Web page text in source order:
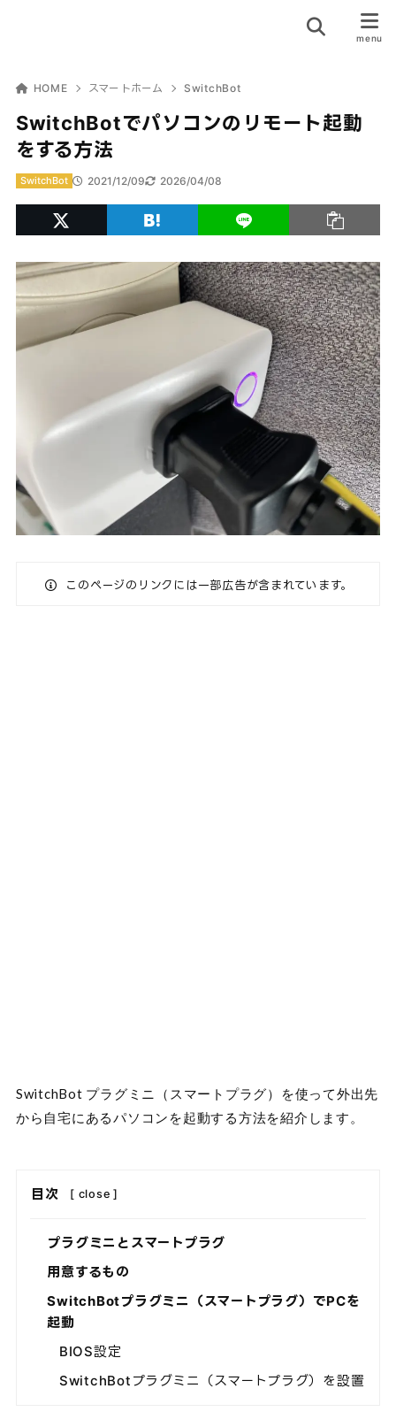
HOME スマートホーム SwitchBot
SwitchBotでパソコンのリモート起動
をする方法
2021/12/09 2026/04/08
SwitchBot
このページのリンクには一部広告が含まれています。
SwitchBot プラグミニ（スマートプラグ）を使って外出先
から自宅にあるパソコンを起動する方法を紹介します。
目次 [ close ]
プラグミニとスマートプラグ
用意するもの
SwitchBotプラグミニ（スマートプラグ）でPCを
起動
BIOS設定
SwitchBotプラグミニ（スマートプラグ）を設置